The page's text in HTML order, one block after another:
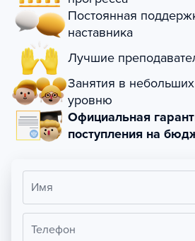
Постоянная
наставника
Лучшие
Занятия в
уровню
Официальная
поступления на
Имя
Телефон